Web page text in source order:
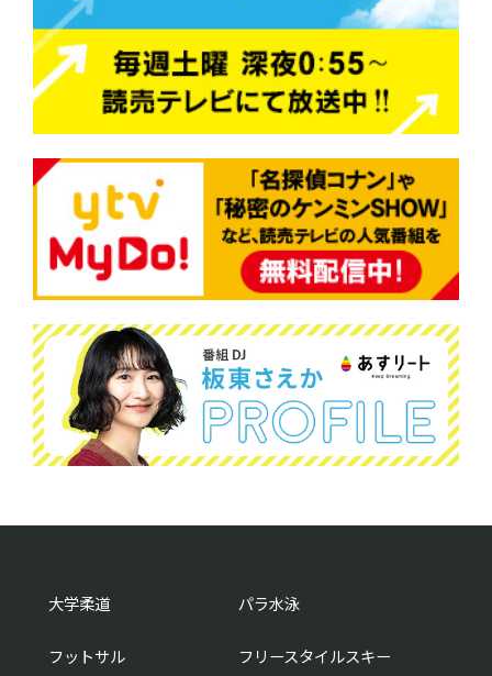
大学柔道 パラ水泳
フットサル フリースタイルスキー